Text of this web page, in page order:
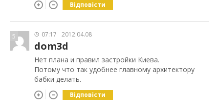
Відповісти
5 07:17 2012.04.08
dom3d
Нет плана и правил застройки Киева.
Потому что так удобнее главному архитектору
бабки делать.
Відповісти